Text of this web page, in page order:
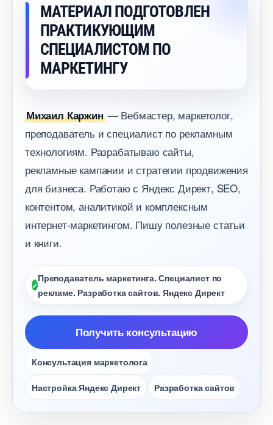
МАТЕРИАЛ ПОДГОТОВЛЕН
ПРАКТИКУЮЩИМ
СПЕЦИАЛИСТОМ ПО
МАРКЕТИНГУ
Михаил Каржин— Вебмастер, маркетолог,
преподаватель и специалист по рекламным
технологиям. Разрабатываю сайты,
рекламные кампании и стратегии продвижения
для бизнеса. Работаю с Яндекс Директ, SEO,
контентом, аналитикой и комплексным
интернет-маркетингом. Пишу полезные статьи
и книги.
Преподаватель маркетинга. Специалист по
рекламе. Разработка сайтов. Яндекс Директ
Получить консультацию
Консультация маркетолога
Настройка Яндекс Директ Разработка сайто